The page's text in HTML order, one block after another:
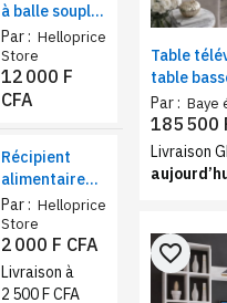
à balle souple
sécurisé –
Éjection de
coquilles et
chargeur
Par : Helloprice
Store
12 000 F
CFA
Récipient
alimentaire
de stockage
1,9L – farine,
sucre et thé
Par : Helloprice
Store
2 000 F CFA
Livraison à
2 500 F CFA
Table
table
moderne
Par : Baye
185 500
Livraison
favorite_border